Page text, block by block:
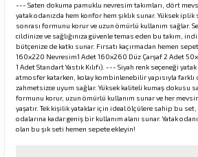
--- Saten dokuma pamuklu nevresim takımları, dört
yatak odanızda hem konfor hem şıklık sunar. Yüksek iplik
sonrası formunu korur ve uzun ömürlü kullanım sağlar.
cildinize ve sağlığınıza güvenle temas eden bu takım,
bütçenize de katkı sunar. Fırsatı kaçırmadan hemen
160x220 Nevresim1 Adet 160x260 Düz Çarşaf 2 Adet
1 Adet Standart Yastık Kılıfı). --- Siyah renk seçeneği
atmosfer katarken, kolay kombinlenebilir yapısıyla farklı
zahmetsizce uyum sağlar. Yüksek kaliteli kumaş dokusu
formunu korur, uzun ömürlü kullanım sunar ve her
yaşatır. Tek kişilik yataklar için ideal ölçülere sahip bu
odalarına kadar geniş bir kullanım alanı sunar. Yatak
olan bu şık seti hemen sepete ekleyin!